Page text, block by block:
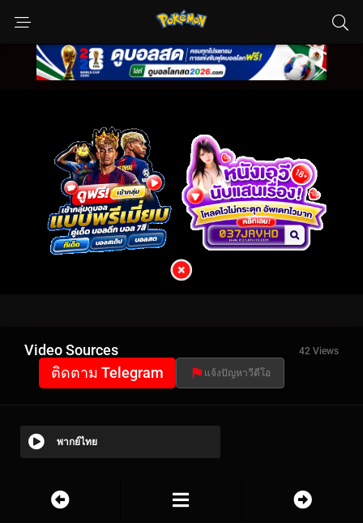
Video Sources 42 Views
ติดตาม Telegram แจ้งปัญหาวีดีโอ
พากย์ไทย